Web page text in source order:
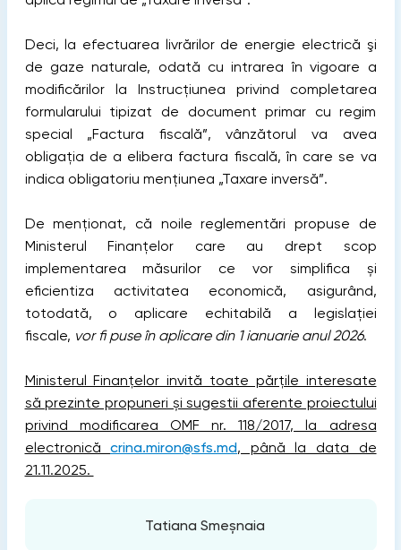
Deci, la efectuarea livrărilor de energie electrică şi
de gaze naturale, odată cu intrarea în vigoare a
modificărilor la Instrucțiunea privind completarea
formularului tipizat de document primar cu regim
special „Factura fiscală”, vânzătorul va avea
obligația de a elibera factura fiscală, în care se va
indica obligatoriu mențiunea „Taxare inversă”.
De menționat, că noile reglementări propuse de
Ministerul Finanțelor care au drept scop
implementarea măsurilor ce vor simplifica și
eficientiza activitatea economică, asigurând,
totodată, o aplicare echitabilă a legislației
fiscale, vor fi puse în aplicare din 1 ianuarie anul 2026.
Ministerul Finanțelor invită toate părțile interesate
să prezinte propuneri și sugestii aferente proiectului
privind modificarea OMF nr. 118/2017, la adresa
electronicăcrina.miron@sfs.md, până la data de
21.11.2025.
Tatiana Smeșnaia